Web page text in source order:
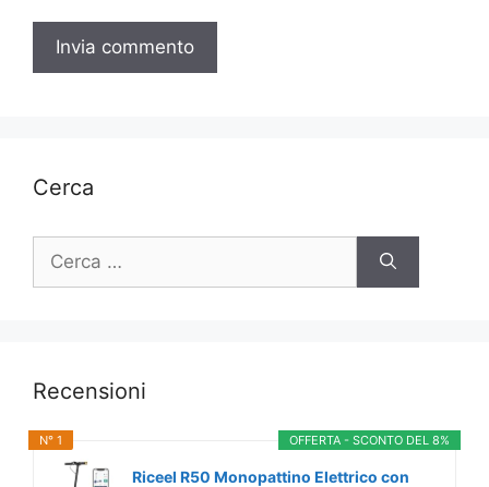
Cerca
per:
Recensioni
OFFERTA - SCONTO DEL 8%
N° 1
Riceel R50 Monopattino Elettrico con